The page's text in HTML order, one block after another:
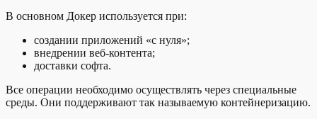
В основном Докер используется при:
создании приложений «с нуля»;
внедрении веб-контента;
доставки софта.
Все операции необходимо осуществлять через специальные
среды. Они поддерживают так называемую контейнеризацию.